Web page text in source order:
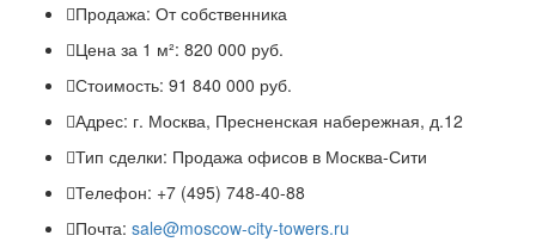
Продажа: От собственника
Цена за 1 м²: 820 000 руб.
Стоимость: 91 840 000 руб.
Адрес: г. Москва, Пресненская набережная, д.12
Тип сделки: Продажа офисов в Москва-Сити
Телефон: +7 (495) 748-40-88
Почта: sale@moscow-city-towers.ru